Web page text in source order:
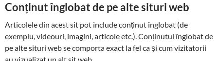
Conținut înglobat de pe alte situri web
Articolele din acest sit pot include conținut înglobat (de
exemplu, videouri, imagini, articole etc.). Conținutul înglobat de
pe alte situri web se comporta exact la fel ca și cum vizitatorii